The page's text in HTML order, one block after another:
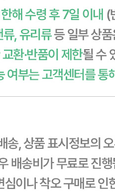
한 또는 품질유지기한이 상이
하여 주십시오. 제조일로부